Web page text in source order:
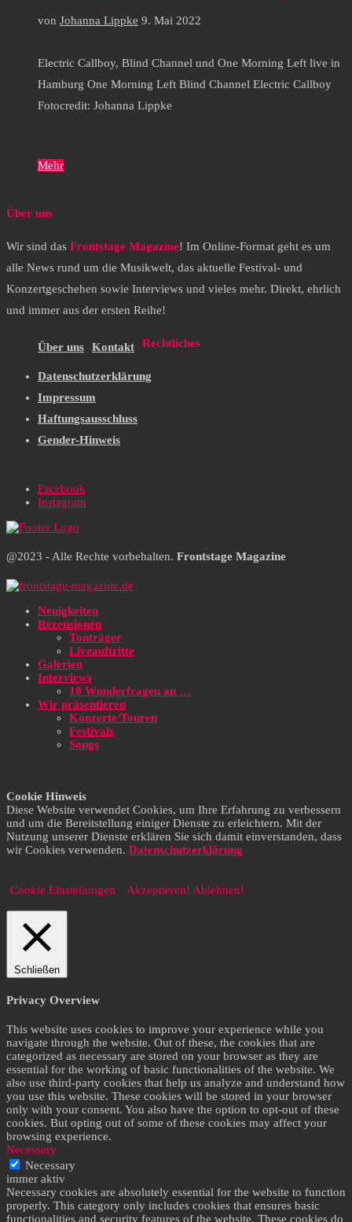
von Johanna Lippke 9. Mai 2022
Electric Callboy, Blind Channel und One Morning Left live in
Hamburg One Morning Left Blind Channel Electric Callboy
Fotocredit: Johanna Lippke
Mehr
Über uns
Wir sind das Frontstage Magazine! Im Online-Format geht es um
alle News rund um die Musikwelt, das aktuelle Festival- und
Konzertgeschehen sowie Interviews und vieles mehr. Direkt, ehrlich
und immer aus der ersten Reihe!
Über uns Kontakt Rechtliches
Datenschutzerklärung
Impressum
Haftungsausschluss
Gender-Hinweis
Facebook
Instagram
@2023 - Alle Rechte vorbehalten. Frontstage Magazine
Neuigkeiten
Rezensionen
Tonträger
Liveauftritte
Galerien
Interviews
10 Wunderfragen an …
Wir präsentieren
Konzerte/Touren
Festivals
Songs
Cookie Hinweis
Diese Website verwendet Cookies, um Ihre Erfahrung zu verbessern
und um die Bereitstellung einiger Dienste zu erleichtern. Mit der
Nutzung unserer Dienste erklären Sie sich damit einverstanden, dass
wir Cookies verwenden. Datenschutzerklärung
Cookie Einstellungen Akzeptieren! Ablehnen!
Schließen
Privacy Overview
This website uses cookies to improve your experience while you
navigate through the website. Out of these, the cookies that are
categorized as necessary are stored on your browser as they are
essential for the working of basic functionalities of the website. We
also use third-party cookies that help us analyze and understand how
you use this website. These cookies will be stored in your browser
only with your consent. You also have the option to opt-out of these
cookies. But opting out of some of these cookies may affect your
browsing experience.
Necessary
Necessary
immer aktiv
Necessary cookies are absolutely essential for the website to function
properly. This category only includes cookies that ensures basic
functionalities and security features of the website. These cookies do